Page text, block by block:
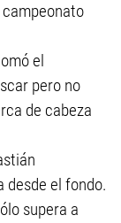
el
pero no
de cabeza
desde el fondo.
supera a